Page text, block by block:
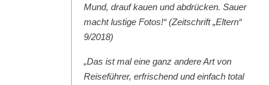
Mund, drauf kauen und abdrück­en. Sauer
macht lustige Fotos!“ (Zeitschrift „Eltern“
9/2018)
„Das ist mal eine ganz andere Art von
Reise­führer, erfrischend und ein­fach total